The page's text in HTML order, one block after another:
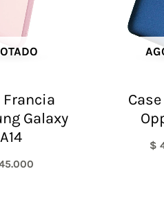
Francia
Galaxy
A14
$